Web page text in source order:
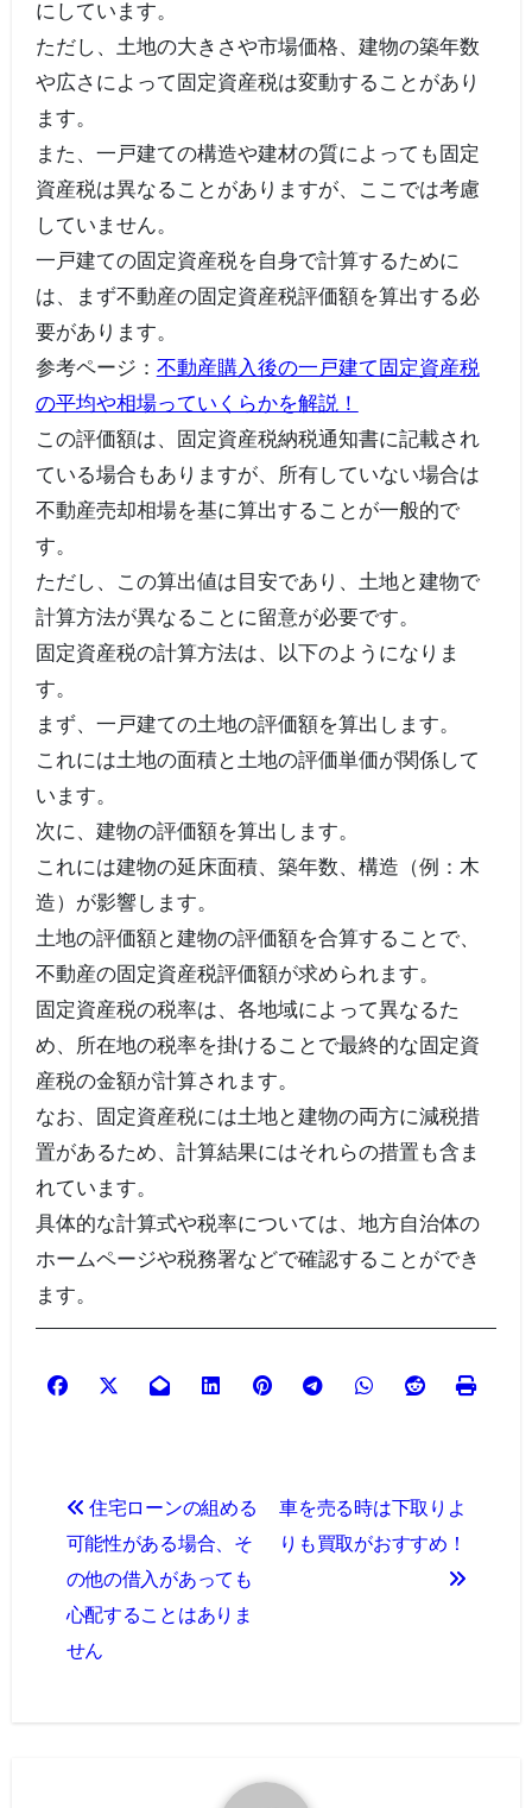
にしています。
ただし、土地の大きさや市場価格、建物の築年数
や広さによって固定資産税は変動することがあり
ます。
また、一戸建ての構造や建材の質によっても固定
資産税は異なることがありますが、ここでは考慮
していません。
一戸建ての固定資産税を自身で計算するために
は、まず不動産の固定資産税評価額を算出する必
要があります。
参考ページ： 不動産購入後の一戸建て固定資産税
の平均や相場っていくらかを解説！
この評価額は、固定資産税納税通知書に記載され
ている場合もありますが、所有していない場合は
不動産売却相場を基に算出することが一般的で
す。
ただし、この算出値は目安であり、土地と建物で
計算方法が異なることに留意が必要です。
固定資産税の計算方法は、以下のようになりま
す。
まず、一戸建ての土地の評価額を算出します。
これには土地の面積と土地の評価単価が関係して
います。
次に、建物の評価額を算出します。
これには建物の延床面積、築年数、構造（例：木
造）が影響します。
土地の評価額と建物の評価額を合算することで、
不動産の固定資産税評価額が求められます。
固定資産税の税率は、各地域によって異なるた
め、所在地の税率を掛けることで最終的な固定資
産税の金額が計算されます。
なお、固定資産税には土地と建物の両方に減税措
置があるため、計算結果にはそれらの措置も含ま
れています。
具体的な計算式や税率については、地方自治体の
ホームページや税務署などで確認することができ
ます。
稿
ナ
ビ
住宅ローンの組める
可能性がある場合、そ
の他の借入があっても
心配することはありま
せん
車を売る時は下取りよ
りも買取がおすすめ！